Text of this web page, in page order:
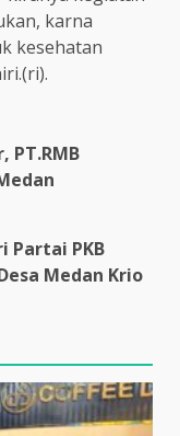
karna
kesehatan
PT.RMB
Partai PKB
Medan Krio